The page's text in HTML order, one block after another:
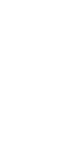
को फ़ोन का पासवर्ड